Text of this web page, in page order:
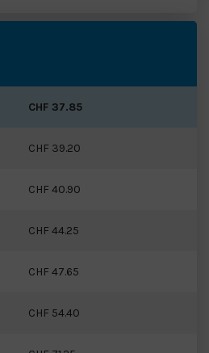
CHF 37.85
CHF 39.20
CHF 40.90
CHF 44.25
CHF 47.65
CHF 54.40